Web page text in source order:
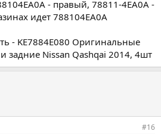
- правый, 78811-4EA0A -
идет 788104EA0A
- KE7884E080 Оригинальные
задние Nissan Qashqai 2014, 4шт
#16